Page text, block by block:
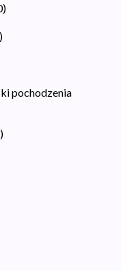
)
)
pochodzenia
)